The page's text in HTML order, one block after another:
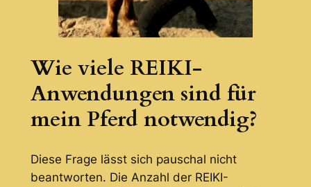
Wie viele REIKI-
Anwendungen sind für
mein Pferd notwendig?
Diese Frage lässt sich pauschal nicht
beantworten. Die Anzahl der REIKI-